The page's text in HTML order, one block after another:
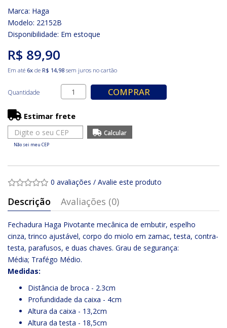
Marca: Haga
Modelo: 22152B
Disponibilidade: Em estoque
R$ 89,90
Em até 6x de R$ 14,98 sem juros no cartão
Quantidade COMPRAR
Estimar frete
Não sei meu CEP
0 avaliações / Avalie este produto
Descrição Avaliações (0)
Fechadura Haga Pivotante mecânica de embutir, espelho
cinza, trinco ajustável, corpo do miolo em zamac, testa, contra-
testa, parafusos, e duas chaves. Grau de segurança:
Média; Trafégo Médio.
Medidas:
Distância de broca - 2.3cm
Profundidade da caixa - 4cm
Altura da caixa - 13,2cm
Altura da testa - 18,5cm